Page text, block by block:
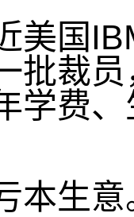
美国
批裁
学费
本生意